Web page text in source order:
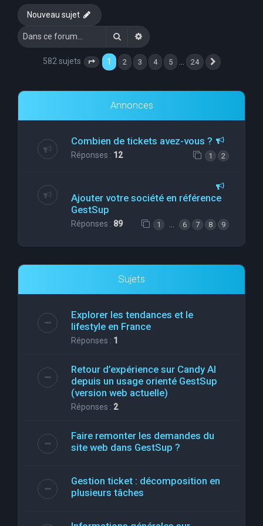
Nouveau sujet
RechercherRecherche avancée
582 sujets Page 1 sur 24
1 2 3 4 5 … 24
Annonces
Combien de tickets avez-vous ?
Réponses : 12 1 2
Ajouter votre société en référence
GestSup
Réponses : 89 1 … 6 7 8 9
Sujets
Explorer les tendances et le
lifestyle en France
Réponses : 1
Retour d’expérience sur Candy AI
depuis un usage orienté GestSup
(version web actuelle)
Réponses : 2
Faire remonter les demandes du
site web dans GestSup ?
Gestion ticket : décomposition en
plusieurs tâches